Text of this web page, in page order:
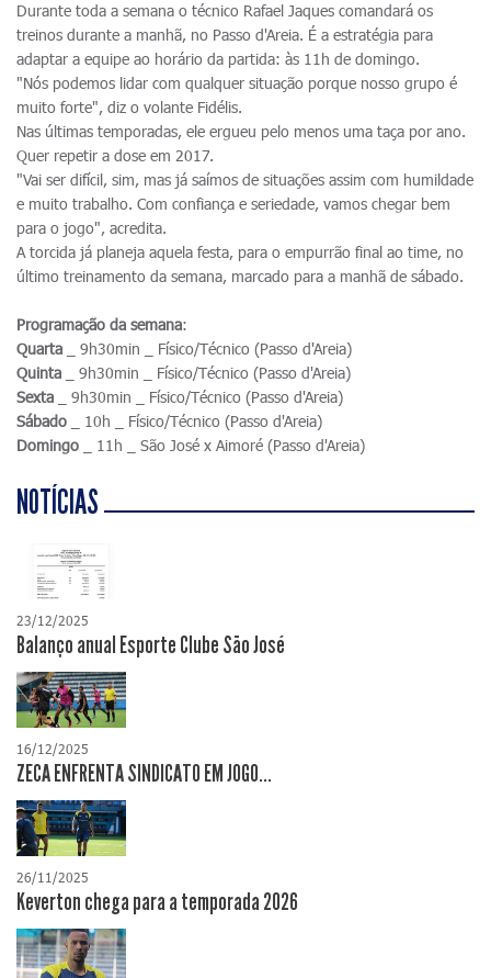
Durante toda a semana o técnico Rafael Jaques comandará os
treinos durante a manhã, no Passo d'Areia. É a estratégia para
adaptar a equipe ao horário da partida: às 11h de domingo.
"Nós podemos lidar com qualquer situação porque nosso grupo é
muito forte", diz o volante Fidélis.
Nas últimas temporadas, ele ergueu pelo menos uma taça por ano.
Quer repetir a dose em 2017.
"Vai ser difícil, sim, mas já saímos de situações assim com humildade
e muito trabalho. Com confiança e seriedade, vamos chegar bem
para o jogo", acredita.
A torcida já planeja aquela festa, para o empurrão final ao time, no
último treinamento da semana, marcado para a manhã de sábado.
Programação da semana:
Quarta _ 9h30min _ Físico/Técnico (Passo d'Areia)
Quinta _ 9h30min _ Físico/Técnico (Passo d'Areia)
Sexta _ 9h30min _ Físico/Técnico (Passo d'Areia)
Sábado _ 10h _ Físico/Técnico (Passo d'Areia)
Domingo _ 11h _ São José x Aimoré (Passo d'Areia)
NOTÍCIAS
23/12/2025
Balanço anual Esporte Clube São José
16/12/2025
ZECA ENFRENTA SINDICATO EM JOGO...
26/11/2025
Keverton chega para a temporada 2026